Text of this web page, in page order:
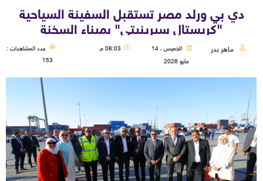
دي بي ورلد مصر تستقبل السفينة السياحية
"كريستال سيرينيتي" بميناء السخنة
ماهر بدر
الخميس ، 14
مايو 2026
08:03 م
عدد المشاهدات :
153